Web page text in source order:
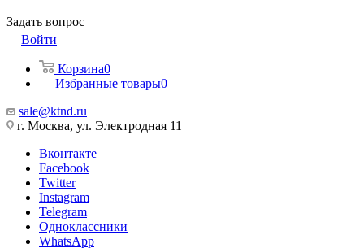
Задать вопрос
Войти
Корзина0
Избранные товары0
sale@ktnd.ru
г. Москва, ул. Электродная 11
Вконтакте
Facebook
Twitter
Instagram
Telegram
Одноклассники
WhatsApp